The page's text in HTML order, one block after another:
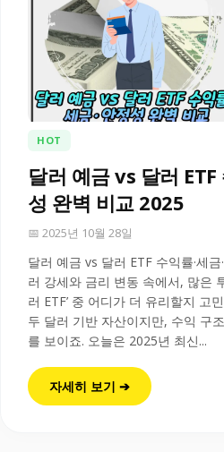
HOT
달러 예금 vs 달러 ETF
성 완벽 비교 2025
📅 2025년 10월 28일
달러 예금 vs 달러 ETF 수익률·세
러 강세와 금리 변동 속에서, 많은
러 ETF’ 중 어디가 더 유리할지 고
두 달러 기반 자산이지만, 수익 구
를 보이죠. 오늘은 2025년 최신...
자세히 보기 ➔